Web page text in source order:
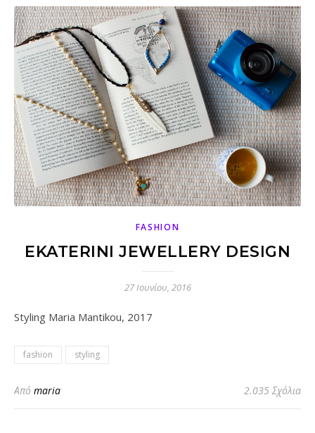
FASHION
EKATERINI JEWELLERY DESIGN
27 Ιουνίου, 2016
Styling Maria Mantikou, 2017
fashion styling
Από maria 2.035 Σχόλια